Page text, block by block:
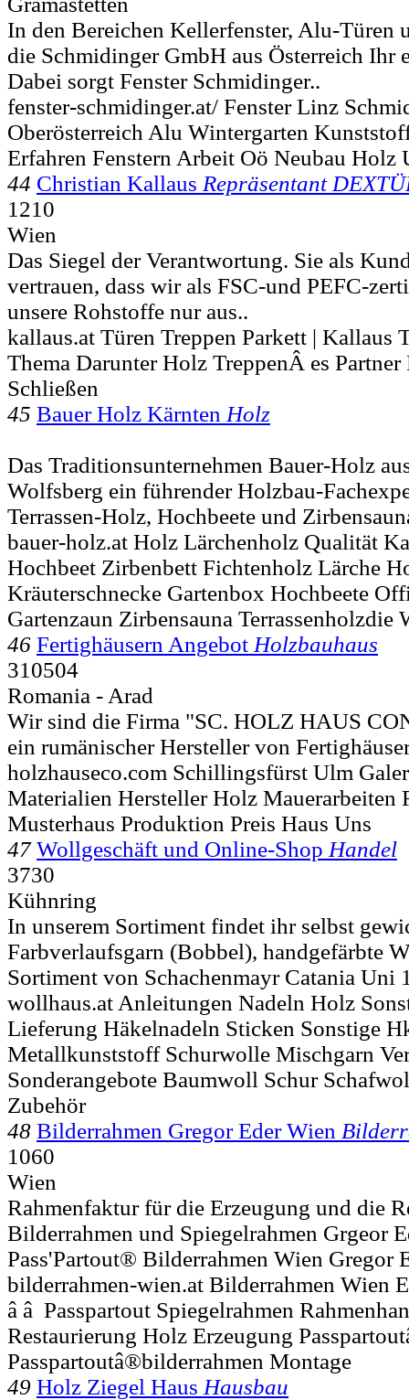
In den Bereichen Kellerfenster, Alu-Türen
die Schmidinger GmbH aus Österreich Ihr
Dabei sorgt Fenster Schmidinger..
fenster-schmidinger.at/ Fenster Linz
Oberösterreich Alu Wintergarten
Erfahren Fenstern Arbeit Oö Neubau Holz
44 Christian Kallaus Repräsentant
1210
Wien
Das Siegel der Verantwortung. Sie als
vertrauen, dass wir als FSC-und PEFC-
unsere Rohstoffe nur aus..
kallaus.at Türen Treppen Parkett | Kallaus
Thema Darunter Holz TreppenÂ es
Schließen
45 Bauer Holz Kärnten Holz
Das Traditionsunternehmen Bauer-Holz
Wolfsberg ein führender Holzbau-
Terrassen-Holz, Hochbeete und
bauer-holz.at Holz Lärchenholz Qualität
Hochbeet Zirbenbett Fichtenholz Lärche
Kräuterschnecke Gartenbox Hochbeete
Gartenzaun Zirbensauna Terrassenholzdie
46 Fertighäusern Angebot Holzbauhaus
310504
Romania - Arad
Wir sind die Firma "SC. HOLZ HAUS
ein rumänischer Hersteller von
holzhauseco.com Schillingsfürst Ulm
Materialien Hersteller Holz Mauerarbeiten
Musterhaus Produktion Preis Haus Uns
47 Wollgeschäft und Online-Shop Handel
3730
Kühnring
In unserem Sortiment findet ihr selbst
Farbverlaufsgarn (Bobbel), handgefärbte
Sortiment von Schachenmayr Catania Uni
wollhaus.at Anleitungen Nadeln Holz
Lieferung Häkelnadeln Sticken Sonstige
Metallkunststoff Schurwolle Mischgarn
Sonderangebote Baumwoll Schur
Zubehör
48 Bilderrahmen Gregor Eder Wien
1060
Wien
Rahmenfaktur für die Erzeugung und die
Bilderrahmen und Spiegelrahmen Grgeor
Pass'Partout® Bilderrahmen Wien Gregor
bilderrahmen-wien.at Bilderrahmen Wien
â â Passpartout Spiegelrahmen
Restaurierung Holz Erzeugung
Passpartoutâ®bilderrahmen Montage
49 Holz Ziegel Haus Hausbau